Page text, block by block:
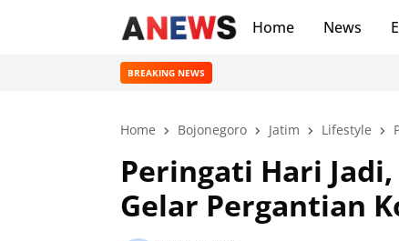
Home News
BREAKING NEWS
Home Bojonegoro Jatim Lifestyle
Peringati Hari
Gelar Pergantian